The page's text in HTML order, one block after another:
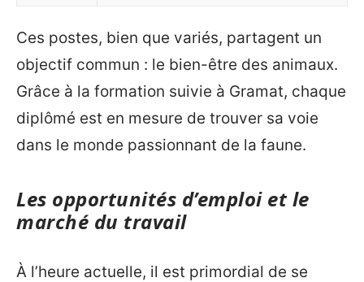
Ces postes, bien que variés, partagent un
objectif commun : le bien-être des animaux.
Grâce à la formation suivie à Gramat, chaque
diplômé est en mesure de trouver sa voie
dans le monde passionnant de la faune.
Les opportunités d’emploi et le
marché du travail
À l’heure actuelle, il est primordial de se